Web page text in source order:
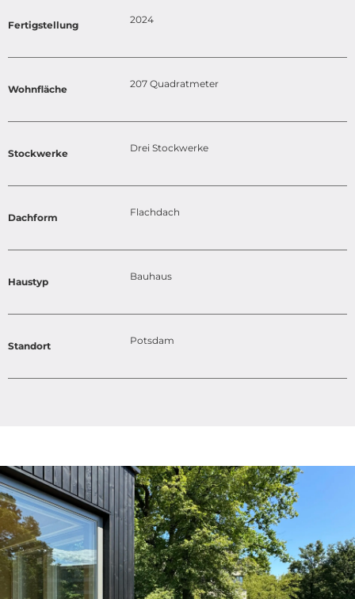
Fertigstellung 2024
Wohnfläche 207 Quadratmeter
Stockwerke Drei Stockwerke
Dachform Flachdach
Haustyp Bauhaus
Standort Potsdam